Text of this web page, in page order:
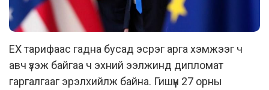
ЕХ тарифаас гадна бусад эсрэг арга хэмжээг ч
авч үзэж байгаа ч эхний ээлжинд дипломат
гаргалгааг эрэлхийлж байна. Гишүүн 27 орны